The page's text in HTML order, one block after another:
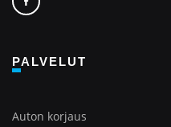
PALVELUT
Auton korjaus